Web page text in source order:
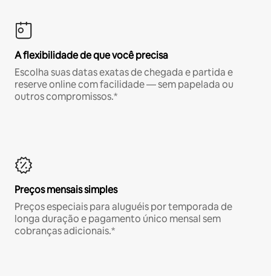
A flexibilidade de que você precisa
Escolha suas datas exatas de chegada e partida e
reserve online com facilidade — sem papelada ou
outros compromissos.*
Preços mensais simples
Preços especiais para aluguéis por temporada de
longa duração e pagamento único mensal sem
cobranças adicionais.*